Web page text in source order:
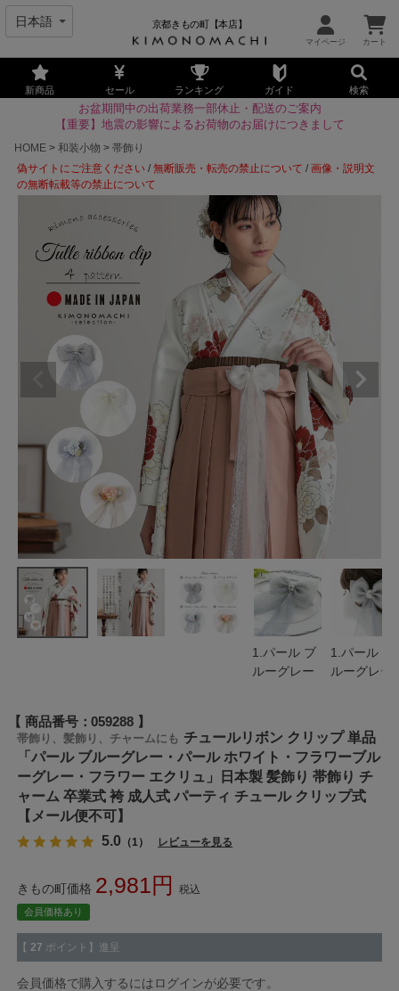
京都きもの町【本店】
新商品 セール ランキング ガイド 検索
お盆期間中の出荷業務一部休止・配送のご案内
【重要】地震の影響によるお荷物のお届けにつきまして
HOME
和装小物
帯飾り
偽サイトにご注意ください /無断販売・転売の禁止について /画像・説明文
の無断転載等の禁止について
1.パール ブ
ルーグレー
1.パール ブ
ルーグレー
商品番号 059288
帯飾り、髪飾り、チャームにも チュールリボン クリップ 単品
「パール ブルーグレー・パール ホワイト・フラワーブル
ーグレー・フラワー エクリュ」日本製 髪飾り 帯飾り チ
ャーム 卒業式 袴 成人式 パーティ チュール クリップ式
【メール便不可】
5.0 （1） レビューを見る
きもの町価格 2,981 税込
会員価格あり
【 27 ポイント】進呈
会員価格で購入するにはログインが必要です。